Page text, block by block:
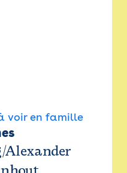
voir en famille